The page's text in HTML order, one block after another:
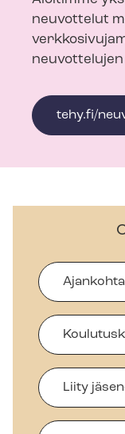
neu­vot­te­lut
tehy.fi/
Liity